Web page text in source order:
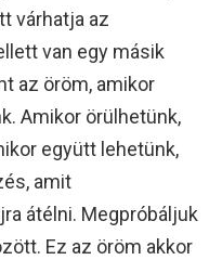
várhatja az
van egy másik
az öröm, amikor
Amikor örülhetünk,
együtt lehetünk,
amit
átélni. Megpróbáljuk
Ez az öröm akkor